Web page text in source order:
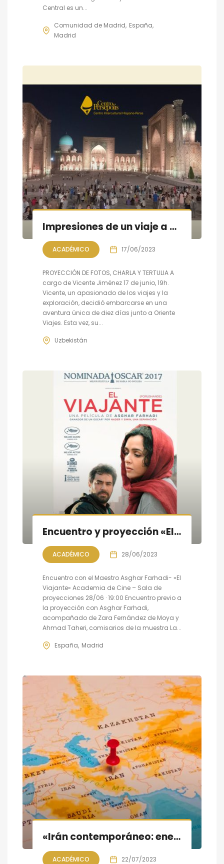
Central es un...
Comunidad de Madrid España
Madrid
Impresiones de un viaje a Uzbekistán, a cargo de Vicente Jiménez.
ACADÉMICO 17/06/2023
PROYECCIÓN DE FOTOS, CHARLA Y TERTULIA A
cargo de Vicente Jiménez 17 de junio, 19h.
Vicente, un apasionado de los viajes y la
exploración, decidió embarcarse en una
aventura única de diez días junto a Oriente
Viajes. Esta vez, su...
Uzbekistán
Encuentro y proyección «El viajante» con Asghar Farhadi
ACADÉMICO 28/06/2023
Encuentro con el Maestro Asghar Farhadi- «El
Viajante» Academia de Cine – Sala de
proyecciones 28/06 · 19:00 Encuentro previo a
la proyección con Asghar Farhadi,
acompañado de Zara Fernández de Moya y
Ahmad Taheri, comisarios de la muestra La...
España Madrid
«Irán contemporáneo: energía y geoestrategia»; conferencia y tertulia
ACADÉMICO 22/07/2023